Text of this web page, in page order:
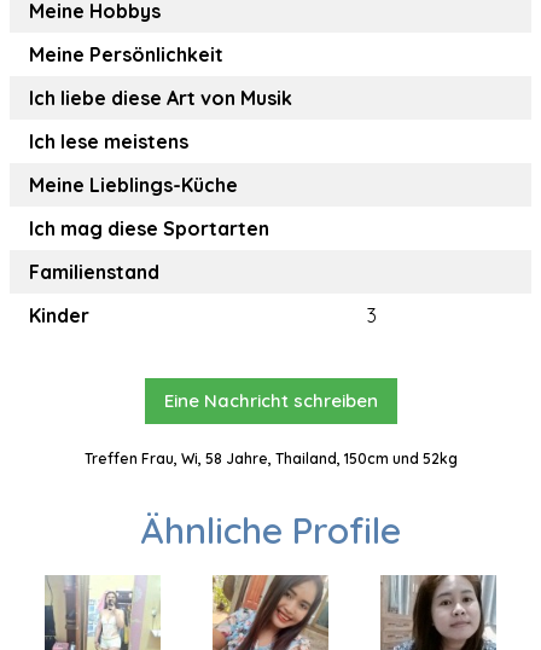
Meine Hobbys
Meine Persönlichkeit
Ich liebe diese Art von Musik
Ich lese meistens
Meine Lieblings-Küche
Ich mag diese Sportarten
Familienstand
Kinder
3
Eine Nachricht schreiben
Treffen Frau, Wi, 58 Jahre, Thailand, 150cm und 52kg
Ähnliche Profile